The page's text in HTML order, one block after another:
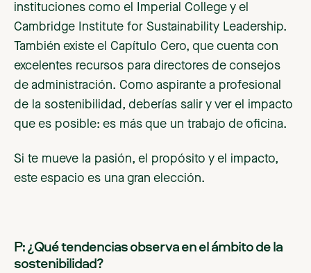
instituciones como el Imperial College y el
Cambridge Institute for Sustainability Leadership.
También existe el Capítulo Cero, que cuenta con
excelentes recursos para directores de consejos
de administración. Como aspirante a profesional
de la sostenibilidad, deberías salir y ver el impacto
que es posible: es más que un trabajo de oficina.
Si te mueve la pasión, el propósito y el impacto,
este espacio es una gran elección.
P: ¿Qué tendencias observa en el ámbito de la
sostenibilidad?